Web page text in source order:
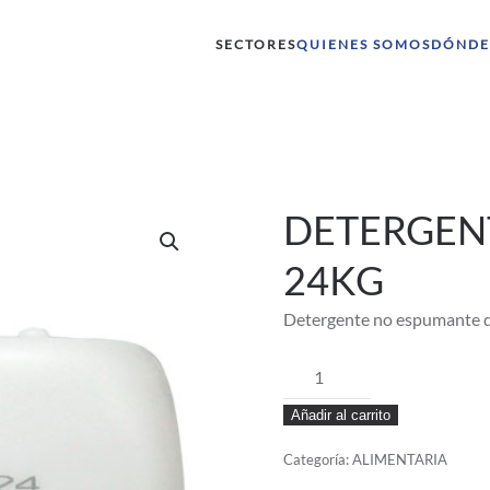
SECTORESQUIENES SOMOS
24KG
Detergente no espumante
DETERGENTE
POWERALCACIP
24KG
cantidad
Añadir al carrito
Categoría:ALIMENTARIA